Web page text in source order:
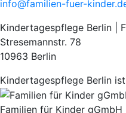
info@familien-fuer-
Kindertagespflege Berlin |
Stresemannstr. 78
10963 Berlin
Kindertagespflege Berlin
Familien für Kinder gGmbH